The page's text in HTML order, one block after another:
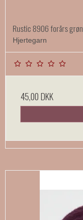
Rustic 8906 forårs grøn
Hjertegarn
45,00 DKK